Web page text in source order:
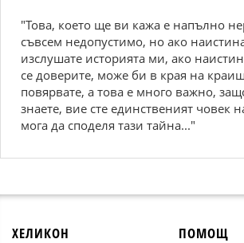
"Това, което ще ви кажа е напълно
съвсем недопустимо, но ако
изслушате историята ми, ако
се доверите, може би в края на
повярвате, а това е много важно,
знаете, вие сте единственият човек
мога да споделя тази тайна..."
ХЕЛИКОН ПОМОЩ